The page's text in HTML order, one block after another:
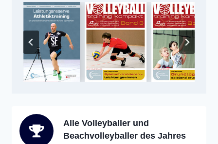
Alle Volleyballer und
Beachvolleyballer des Jahres